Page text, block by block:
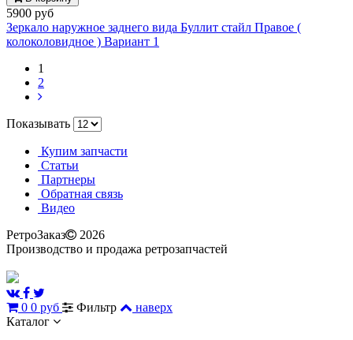
5900 руб
Зеркало наружное заднего вида Буллит стайл Правое (
колоколовидное ) Вариант 1
1
2
Показывать
Купим запчасти
Статьи
Партнеры
Обратная связь
Видео
РетроЗаказ
2026
Производство и продажа ретрозапчастей
0 0 руб Фильтр
наверх
Каталог